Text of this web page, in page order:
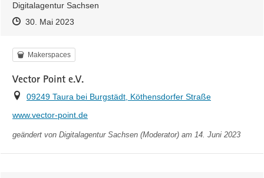
Digitalagentur Sachsen
Zeitpunkt des Erstellens
Zeitpunkt des Erstellens
30. Mai 2023Zur Äußerung
Kategorie
Makerspaces
Vector Point e.V.
Ort
09249 Taura bei Burgstädt, Köthensdorfer Straße
http://
www.vector-point.de
geändert von Digitalagentur Sachsen (Moderator) am 14. Juni 2023